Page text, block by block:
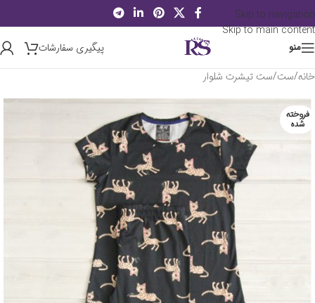
Skip to navigation
Skip to main content
منو
پیگیری سفارشات
خانه/ست/ست تیشرت شلوار
فروخته
شده